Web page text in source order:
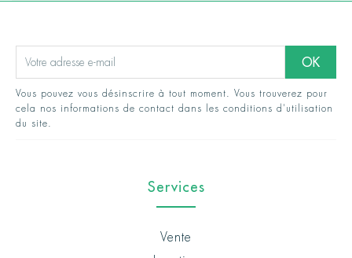
Vous pouvez vous désinscrire à tout moment. Vous trouverez pour
cela nos informations de contact dans les conditions d'utilisation
du site.
Services
Vente